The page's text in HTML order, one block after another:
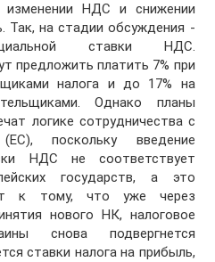
НДС и снижении
Так, на стадии обсуждения -
ставки НДС.
предложить платить 7% при
налога и до 17% на
Однако планы
логике сотрудничества с
поскольку введение
НДС не соответствует
государств, а это
к тому, что уже через
нового НК, налоговое
снова подвергнется
ставки налога на прибыль,